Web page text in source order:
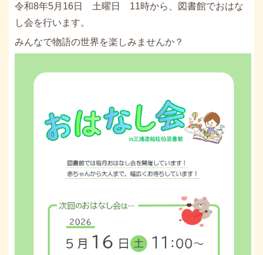
令和8年5月16日 土曜日 11時から、図書館でおはな
し会を行います。
みんなで物語の世界を楽しみませんか？